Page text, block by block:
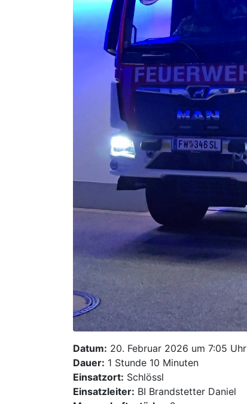
Datum: 20. Februar 2026 um 7:05 Uhr
Dauer: 1 Stunde 10 Minuten
Einsatzort: Schlössl
Einsatzleiter: BI Brandstetter Daniel